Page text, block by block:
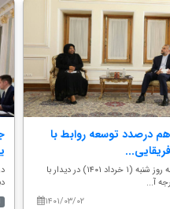
درصدد توسعه روابط با
وزیر امور خارجه روز شنبه (۱ خرداد ۱۴۰۱) در دیدار با
آ...
۱۴۰۱/۰۳/۰۲